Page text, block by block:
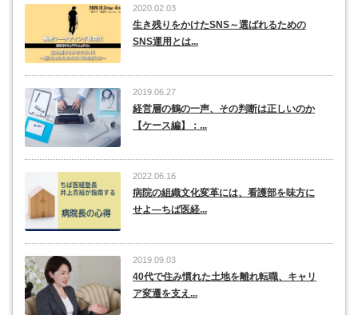
2020.02.03
生き残りをかけたSNS～選ばれるための
SNS運用とは...
2019.06.27
経営層の鶴の一声、その判断は正しいのか
【ケース編】：...
2022.06.16
病院の組織文化変革には、看護部を味方に
せよ―ちば医経...
2019.09.03
40代で住み慣れた土地を離れ転職、キャリ
ア変遷を支え...